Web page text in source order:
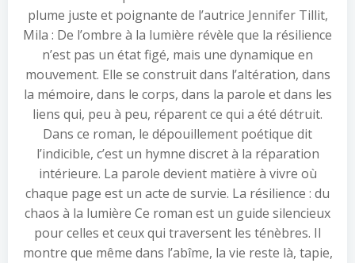
plume juste et poignante de l’autrice Jennifer Tillit,
Mila : De l’ombre à la lumière révèle que la résilience
n’est pas un état figé, mais une dynamique en
mouvement. Elle se construit dans l’altération, dans
la mémoire, dans le corps, dans la parole et dans les
liens qui, peu à peu, réparent ce qui a été détruit.
Dans ce roman, le dépouillement poétique dit
l’indicible, c’est un hymne discret à la réparation
intérieure. La parole devient matière à vivre où
chaque page est un acte de survie. La résilience : du
chaos à la lumière Ce roman est un guide silencieux
pour celles et ceux qui traversent les ténèbres. Il
montre que même dans l’abîme, la vie reste là, tapie,